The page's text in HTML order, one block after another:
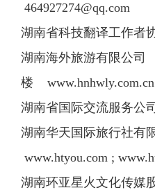
464927274@qq.com
湖南省科技翻译工作
湖南海外旅游有限公
楼
湖南省国际交流服务
湖南华天国际旅行社
www.htyou.com ;
湖南环亚星火文化传